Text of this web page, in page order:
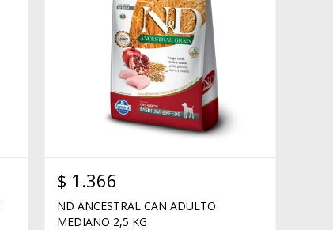
$ 1.366
ND ANCESTRAL CAN ADULTO
MEDIANO 2,5 KG